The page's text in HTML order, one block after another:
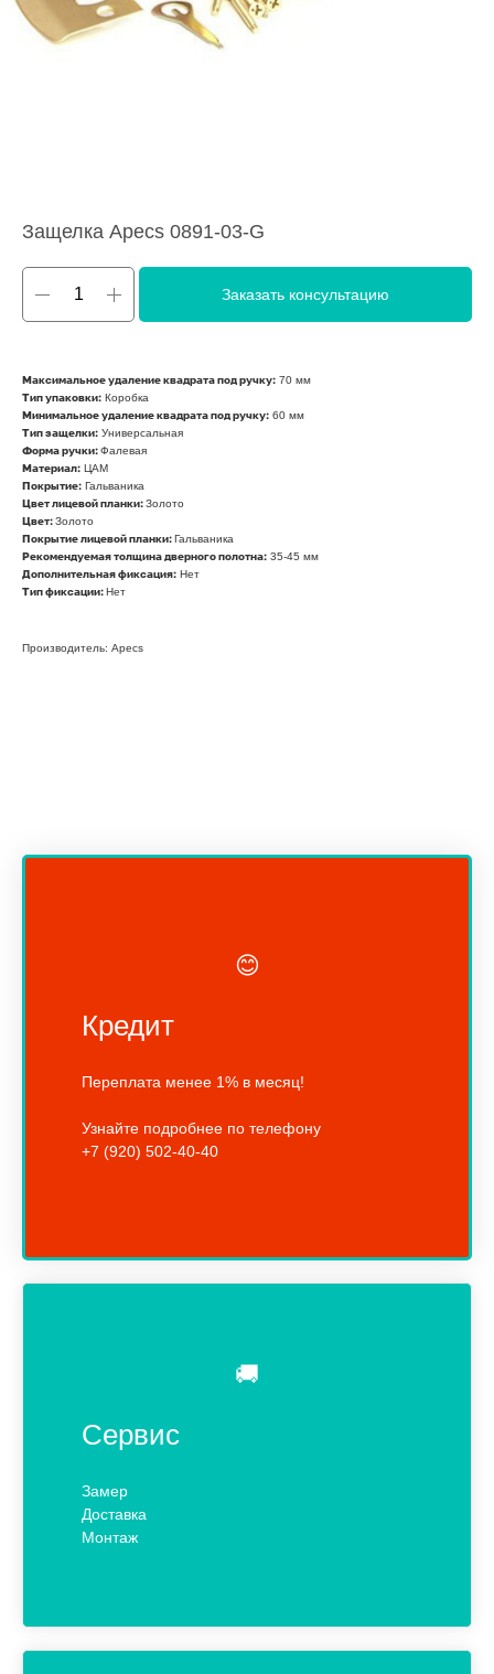
Защелка Apecs 0891-03-G
Заказать консультацию
Максимальное удаление квадрата под ручку: 70 мм
Тип упаковки: Коробка
Минимальное удаление квадрата под ручку: 60 мм
Тип защелки: Универсальная
Форма ручки: Фалевая
Материал: ЦАМ
Покрытие: Гальваника
Цвет лицевой планки: Золото
Цвет: Золото
Покрытие лицевой планки: Гальваника
Рекомендуемая толщина дверного полотна: 35-45 мм
Дополнительная фиксация: Нет
Тип фиксации: Нет
Производитель: Apecs
😊
Кредит
Переплата менее 1% в месяц!
Узнайте подробнее по телефону
+7 (920) 502-40-40
🚚
Сервис
Замер
Доставка
Монтаж